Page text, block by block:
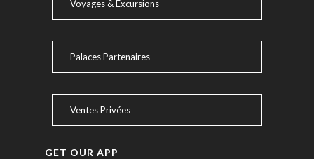
Voyages & Excursions
Palaces Partenaires
Ventes Privées
GET OUR APP